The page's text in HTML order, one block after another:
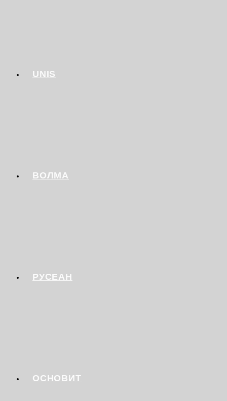
UNIS
ВОЛМА
РУСЕАН
ОСНОВИТ